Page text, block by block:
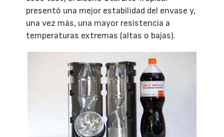
presentó una mejor estabilidad del envase y,
una vez más, una mayor resistencia a
temperaturas extremas (altas o bajas).